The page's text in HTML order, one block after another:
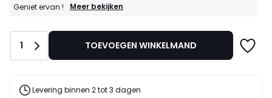
Geniet ervan !
GOEDE
artikelen
Meer bekijken
Aantal
1 TOEVOEGEN WINKELMAND
Levering binnen 2 tot 3 dagen